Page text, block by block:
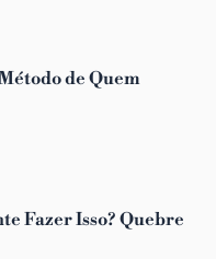
de Quem
Fazer Isso? Quebre